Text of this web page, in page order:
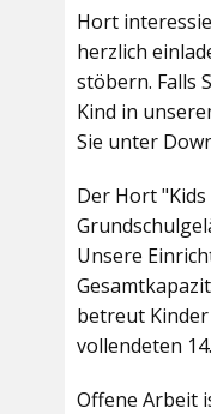
Hort
herzlich
stöbern. Falls
Kind in
Sie unter
Der Hort
Unsere
betreut
vollendeten
Offene Arbeit